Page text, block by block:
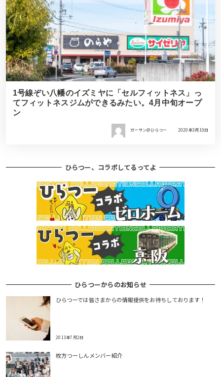
1号線ぞい八幡のイズミヤに「セルフィットネス」っ
てフィットネスジムができるみたい。4月中旬オープ
ン
ガーサン＠ひらつー 2020年3月10日
ひらつー、コラボしてるってよ
ひらつーからのお知らせ
ひらつーでは皆さまからの情報提供をお待ちしております！
2013年7月2日
枚方つーしんメンバー紹介